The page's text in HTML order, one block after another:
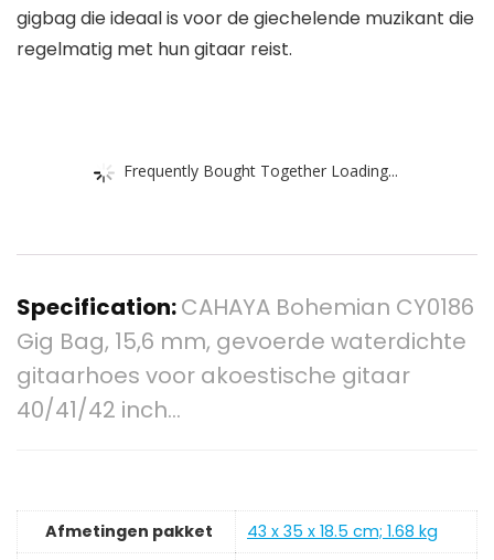
gigbag die ideaal is voor de giechelende muzikant die
regelmatig met hun gitaar reist.
Frequently Bought Together Loading...
Specification:CAHAYA Bohemian CY0186
Gig Bag, 15,6 mm, gevoerde waterdichte
gitaarhoes voor akoestische gitaar
40/41/42 inch…
Afmetingen pakket
‎43 x 35 x 18.5 cm; 1.68 kg